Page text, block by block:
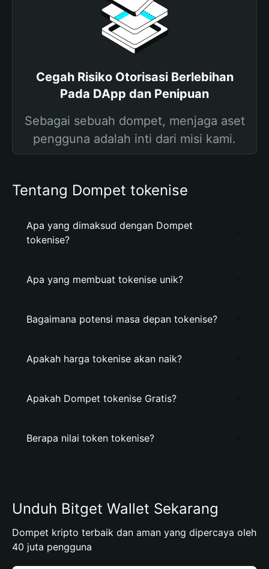
Cegah Risiko Otorisasi Berlebihan
Pada DApp dan Penipuan
Sebagai sebuah dompet, menjaga aset
pengguna adalah inti dari misi kami.
Tentang Dompet tokenise
Apa yang dimaksud dengan Dompet
tokenise?
Apa yang membuat tokenise unik?
Bagaimana potensi masa depan tokenise?
Apakah harga tokenise akan naik?
Apakah Dompet tokenise Gratis?
Berapa nilai token tokenise?
Unduh Bitget Wallet Sekarang
Dompet kripto terbaik dan aman yang dipercaya oleh
40 juta pengguna